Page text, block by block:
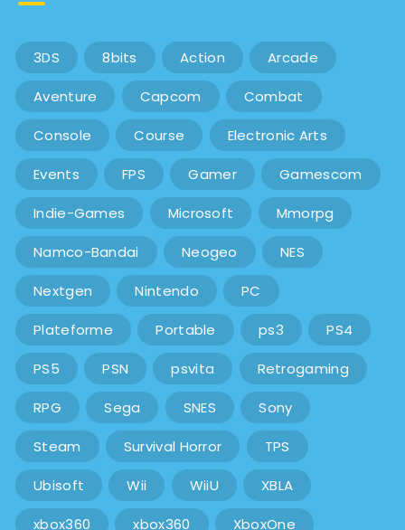
3DS 8bits Action Arcade
Aventure Capcom Combat
Console Course Electronic Arts
Events FPS Gamer Gamescom
Indie-Games Microsoft Mmorpg
Namco-Bandai Neogeo NES
Nextgen Nintendo PC
Plateforme Portable ps3 PS4
PS5 PSN psvita Retrogaming
RPG Sega SNES Sony
Steam Survival Horror TPS
Ubisoft Wii WiiU XBLA
xbox360 xbox360 XboxOne